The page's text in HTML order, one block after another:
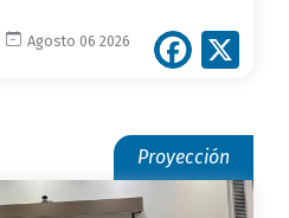
Agosto 06 2026
Proyección